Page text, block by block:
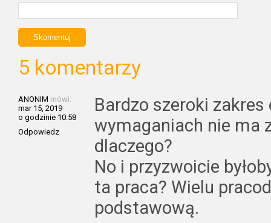
5 komentarzy
ANONIM mówi:
mar 15, 2019
o godzinie 10:58
Odpowiedz
Bardzo szeroki
wymaganiach nie ma
dlaczego?
No i przyzwoicie
ta praca? Wielu
podstawową.